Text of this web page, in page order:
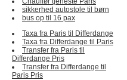
sikkerhed autostole til børn
bus op til 16 pax
Taxa fra Paris til Differdange
Taxa fra Differdange til Paris
Transfer fra Paris til
Differdange Pris
Transfer fra Differdange til
Paris Pris